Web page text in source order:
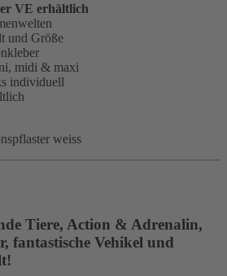
VE erhältlich
und Größe
midi & maxi
individuell
Tiere, Action & Adrenalin,
fantastische Vehikel und